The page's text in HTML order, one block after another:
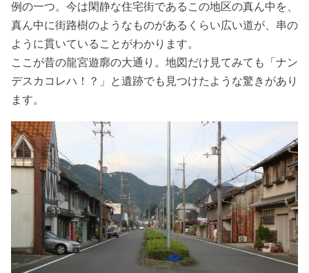
例の一つ。今は閑静な住宅街であるこの地区の真ん中を、
真ん中に街路樹のようなものがあるくらい広い道が、串の
ように貫いていることがわかります。
ここが昔の龍宮遊廓の大通り。地図だけ見てみても「ナン
デスカコレハ！？」と遺跡でも見つけたような驚きがあり
ます。